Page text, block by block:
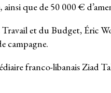
que de 50 000 €
Travail et du Budget, Éric
campagne.
franco-libanais Ziad